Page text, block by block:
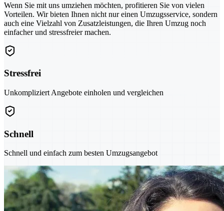
Wenn Sie mit uns umziehen möchten, profitieren Sie von vielen
Vorteilen. Wir bieten Ihnen nicht nur einen Umzugsservice, sondern
auch eine Vielzahl von Zusatzleistungen, die Ihren Umzug noch
einfacher und stressfreier machen.
Stressfrei
Unkompliziert Angebote einholen und vergleichen
Schnell
Schnell und einfach zum besten Umzugsangebot